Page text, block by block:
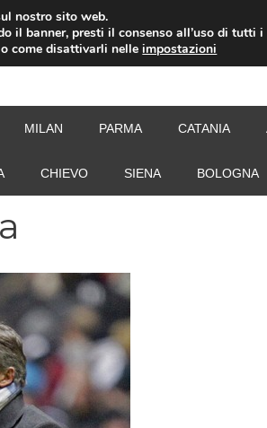
MILAN PARMA CATANIA
CHIEVO SIENA BOLOGNA
nostro sito web.
il banner, presti il consenso all’uso di tutti
come disattivarli nelleimpostazioni